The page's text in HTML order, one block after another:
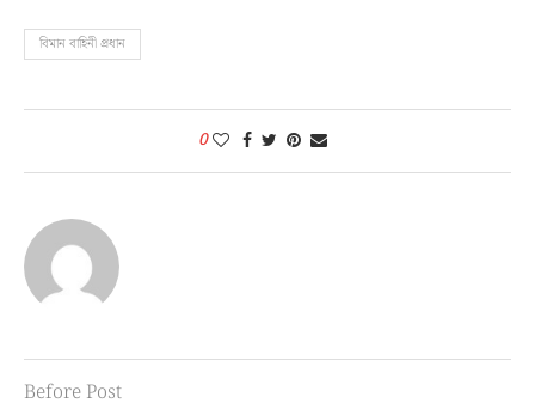
বিমান বাহিনী প্রধান
0
Before Post